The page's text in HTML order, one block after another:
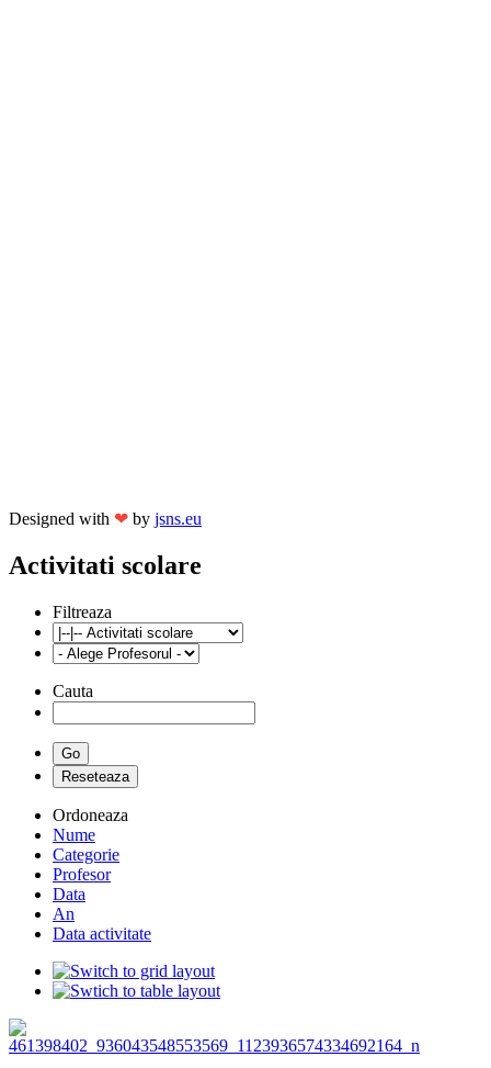
Designed with ❤ by jsns.eu
Activitati scolare
Filtreaza
Cauta
Ordoneaza
Nume
Categorie
Profesor
Data
An
Data activitate